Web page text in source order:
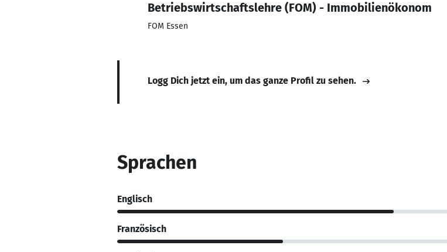
Betriebswirtschaftslehre (FOM) - Immobilienökonom
FOM Essen
Logg Dich jetzt ein, um das ganze Profil zu sehen.
Sprachen
Englisch
Französisch